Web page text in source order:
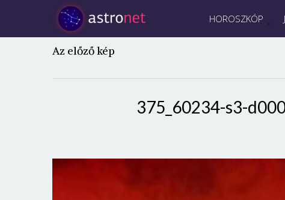
HOROSZKÓP
Az előző kép
375_60234-s3-